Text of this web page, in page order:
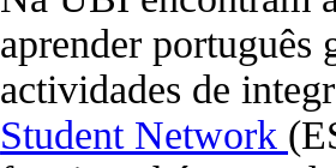
aprender português
actividades de
Student Network